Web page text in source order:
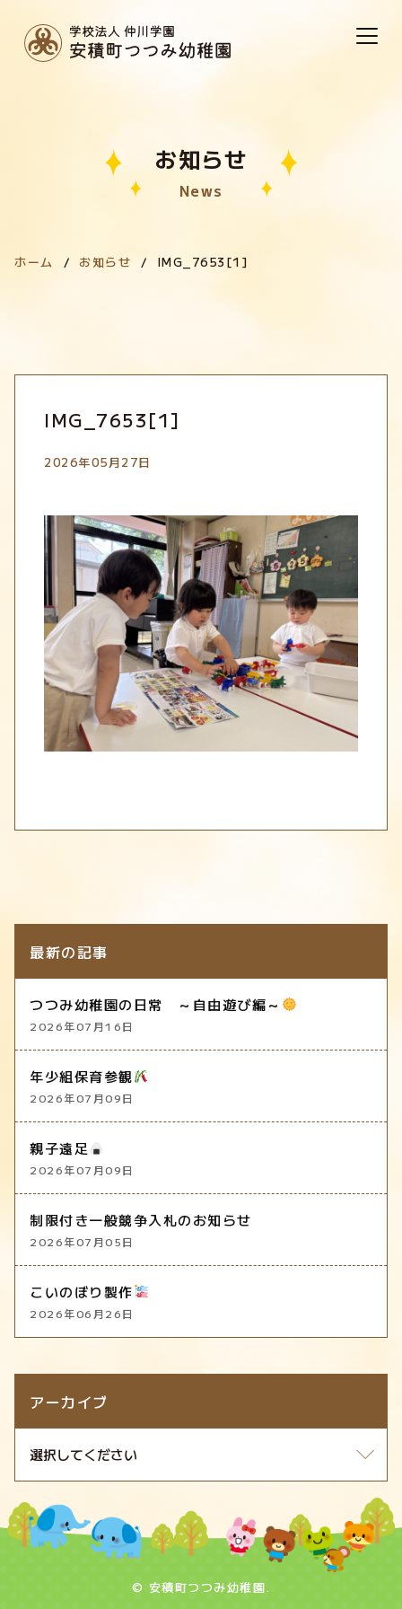
お知らせ
News
ホーム お知らせ IMG_7653[1]
IMG_7653[1]
2026年05月27日
最新の記事
つつみ幼稚園の日常 ～自由遊び編～
2026年07月16日
年少組保育参観
2026年07月09日
親子遠足
2026年07月09日
制限付き一般競争入札のお知らせ
2026年07月05日
こいのぼり製作
2026年06月26日
アーカイブ
© 安積町つつみ幼稚園.